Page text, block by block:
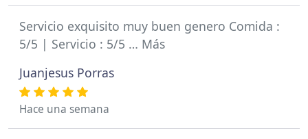
Servicio exquisito muy buen genero Comida :
5/5 | Servicio : 5/5 … Más
Juanjesus Porras
Hace una semana